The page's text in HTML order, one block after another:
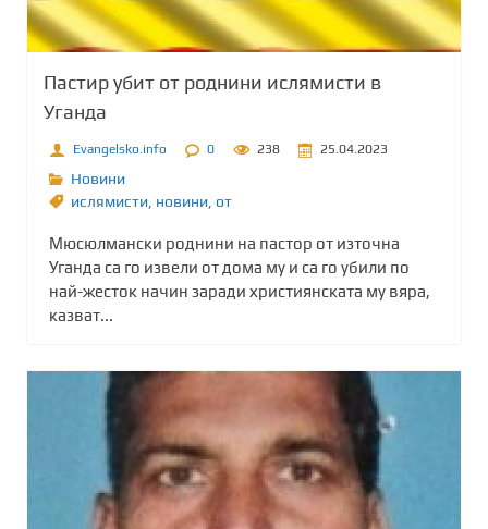
Пастир убит от роднини ислямисти в
Уганда
Evangelsko.info 0 238 25.04.2023
Новини
ислямисти новини от
Мюсюлмански роднини на пастор от източна
Уганда са го извели от дома му и са го убили по
най-жесток начин заради християнската му вяра,
казват...